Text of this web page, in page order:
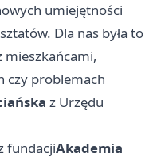
umiejętności
Dla nas była to
mieszkańcami,
czy problemach
z Urzędu
fundacjiAkademia